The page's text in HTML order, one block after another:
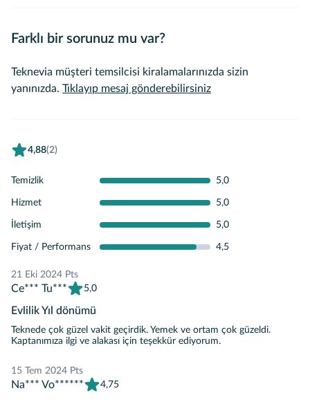
Farklı bir sorunuz mu var?
Teknevia müşteri temsilcisi kiralamalarınızda sizin
yanınızda. Tıklayıp mesaj gönderebilirsiniz
4,88(2)
Temizlik 5,0
Hizmet 5,0
İletişim 5,0
Fiyat / Performans 4,5
Ce*** Tu*** 5,0
21 Eki 2024 Pts
Evlilik Yıl dönümü
Teknede çok güzel vakit geçirdik. Yemek ve ortam çok güzeldi.
Kaptanımıza ilgi ve alakası için teşekkür ediyorum.
Na*** Vo****** 4,75
15 Tem 2024 Pts